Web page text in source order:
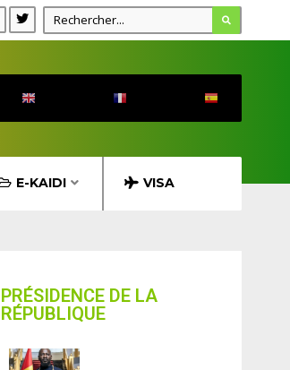
E-KAIDI VISA
PRÉSIDENCE DE LA
RÉPUBLIQUE